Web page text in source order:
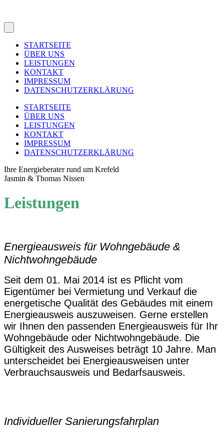
STARTSEITE
ÜBER UNS
LEISTUNGEN
KONTAKT
IMPRESSUM
DATENSCHUTZERKLÄRUNG
STARTSEITE
ÜBER UNS
LEISTUNGEN
KONTAKT
IMPRESSUM
DATENSCHUTZERKLÄRUNG
Ihre Energieberater rund um Krefeld
Jasmin & Thomas Nissen
Leistungen
Energieausweis für Wohngebäude &
Nichtwohngebäude
Seit dem 01. Mai 2014 ist es Pflicht vom
Eigentümer bei Vermietung und Verkauf die
energetische Qualität des Gebäudes mit einem
Energieausweis auszuweisen. Gerne erstellen
wir Ihnen den passenden Energieausweis für Ihr
Wohngebäude oder Nichtwohngebäude. Die
Gültigkeit des Ausweises beträgt 10 Jahre. Man
unterscheidet bei Energieausweisen unter
Verbrauchsausweis und Bedarfsausweis.
Individueller Sanierungsfahrplan